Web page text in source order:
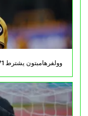
وولفرهامبتون يشترط 71 مليون يورو للإستغناء عن ريان آيت نوري